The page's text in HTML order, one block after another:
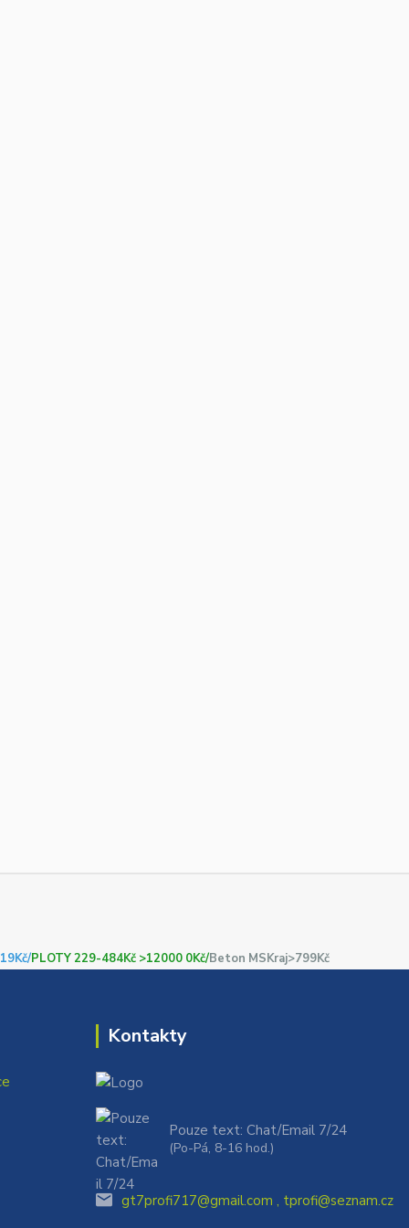
PLOTY 229-484Kč >12000 0Kč/Beton MSKraj>799Kč
Kontakty
Pouze text: Chat/Email 7/24
(Po-Pá, 8-16 hod.)
gt7profi717@gmail.com , tprofi@seznam.cz